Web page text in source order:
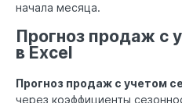
начала месяца.
Прогноз продаж с
в Excel
Прогноз продаж с учетом
через коэффициенты